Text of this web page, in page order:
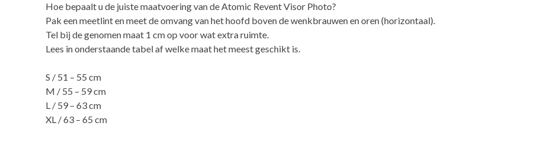
Hoe bepaalt u de juiste maatvoering van de Atomic Revent Visor Photo?
Pak een meetlint en meet de omvang van het hoofd boven de wenkbrauwen en oren (horizontaal).
Tel bij de genomen maat 1 cm op voor wat extra ruimte.
Lees in onderstaande tabel af welke maat het meest geschikt is.
S / 51 – 55 cm
M / 55 – 59 cm
L / 59 – 63 cm
XL / 63 – 65 cm